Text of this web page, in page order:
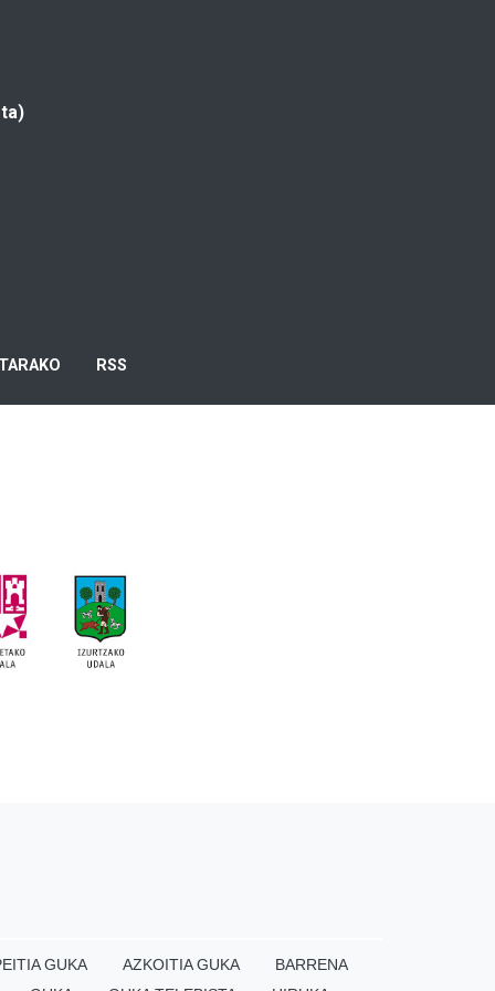
RSS
GUKA AZKOITIA GUKA
BARRENA